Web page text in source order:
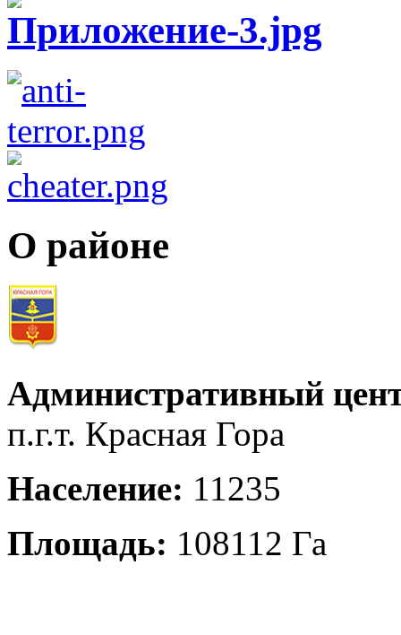
О районе
Административный
п.г.т. Красная Гора
Население: 11235
Площадь: 108112 Га